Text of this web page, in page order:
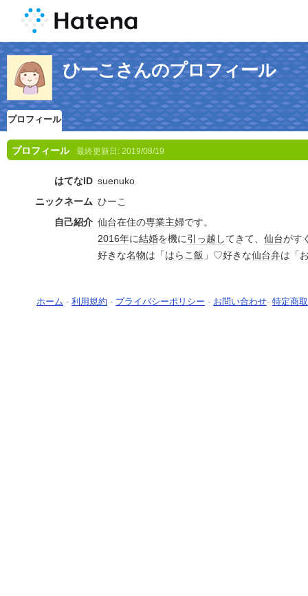
ひーこさんのプロフィール
プロフィール
プロフィール 最終更新日: 2019/08/19
はてなID suenuko
ニックネーム ひーこ
自己紹介 仙台在住の専業主婦です。
2016年に結婚を機に引っ越してきて、 仙台がす
好きな名物は「はらこ飯 」♡好きな仙台弁は「
ホーム - 利用規約 - プライバシーポリシー - お問い合わせ- 特定商